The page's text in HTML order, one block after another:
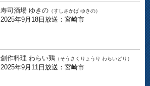
寿司酒場 ゆきの （すしさかば ゆきの）
2025年9月18日放送：宮崎市
創作料理 わらい鶏 （そうさくりょうり わらいどり）
2025年9月11日放送：宮崎市